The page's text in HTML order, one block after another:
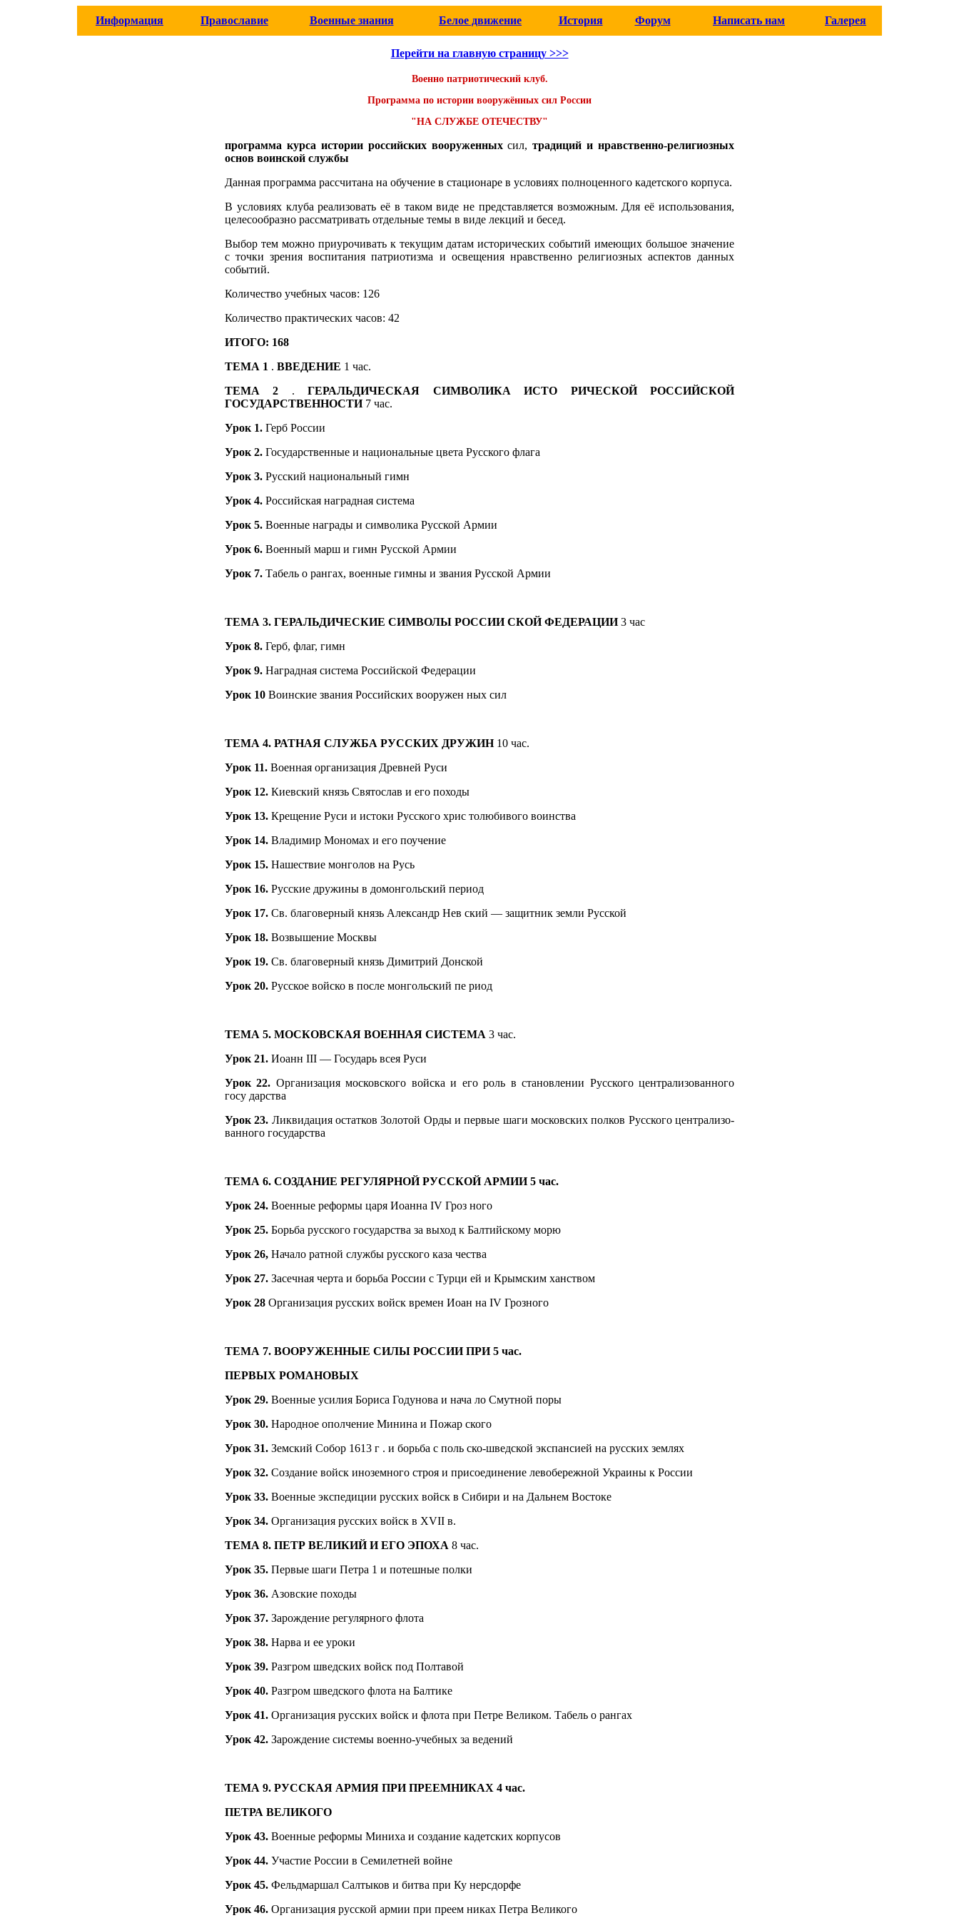
Информация Православие Военные знания Белое движение История Форум Написать нам Галерея
Перейти на главную страницу >>>
Военно патриотический клуб.
Программа по истории вооружённых сил России
"НА СЛУЖБЕ ОТЕЧЕСТВУ"
программа курса истории российских вооруженныхсил,традиций и нравственно-религиозных
основ воинской службы
Данная программа рассчитана на обучение в стационаре в условиях полноценного кадетского корпуса.
В условиях клуба реализовать её в таком виде не представляется возможным. Для её использования,
целесообразно рассматривать отдельные темы в виде лекций и бесед.
Выбор тем можно приурочивать к текущим датам исторических событий имеющих большое значение
с точки зрения воспитания патриотизма и освещения нравственно религиозных аспектов данных
событий.
Количество учебных часов: 126
Количество практических часов: 42
ИТОГО: 168
ТЕМА 1 . ВВЕДЕНИЕ 1 час.
ТЕМА 2 .ГЕРАЛЬДИЧЕСКАЯ СИМВОЛИКА ИСТО РИЧЕСКОЙ РОССИЙСКОЙ
ГОСУДАРСТВЕННОСТИ 7 час.
Урок 1. Герб России
Урок 2. Государственные и национальные цвета Русского флага
Урок 3. Русский национальный гимн
Урок 4. Российская наградная система
Урок 5. Военные награды и символика Русской Армии
Урок 6. Военный марш и гимн Русской Армии
Урок 7. Табель о рангах, военные гимны и звания Русской Армии
ТЕМА 3. ГЕРАЛЬДИЧЕСКИЕ СИМВОЛЫ РОССИИСКОЙ ФЕДЕРАЦИИ3 час
Урок 8. Герб, флаг, гимн
Урок 9. Наградная система Российской Федерации
Урок 10 Воинские звания Российских вооружен­ ных сил
ТЕМА 4. РАТНАЯ СЛУЖБА РУССКИХ ДРУЖИН 10 час.
Урок 11. Военная организация Древней Руси
Урок 12. Киевский князь Святослав и его походы
Урок 13. Крещение Руси и истоки Русского хрис­ толюбивого воинства
Урок 14. Владимир Мономах и его поучение
Урок 15. Нашествие монголов на Русь
Урок 16. Русские дружины в домонгольский период
Урок 17. Св. благоверный князь Александр Нев­ ский — защитник земли Русской
Урок 18. Возвышение Москвы
Урок 19. Св. благоверный князь Димитрий Донской
Урок 20. Русское войско в после монгольский пе­ риод
ТЕМА 5. МОСКОВСКАЯ ВОЕННАЯ СИСТЕМА 3 час.
Урок 21. Иоанн III — Государь всея Руси
Урок 22. Организация московского войска и его роль в становлении Русского централизованного
госу­ дарства
Урок 23. Ликвидация остатков Золотой Орды и первые шаги московских полков Русского централизо­
ванного государства
ТЕМА 6. СОЗДАНИЕ РЕГУЛЯРНОЙ РУССКОЙ АРМИИ5 час.
Урок 24. Военные реформы царя Иоанна IV Гроз­ ного
Урок 25. Борьба русского государства за выход к Балтийскому морю
Урок 26, Начало ратной службы русского каза­ чества
Урок 27. Засечная черта и борьба России с Турци­ ей и Крымским ханством
Урок 28 Организация русских войск времен Иоан­ на IV Грозного
ТЕМА 7. ВООРУЖЕННЫЕ СИЛЫ РОССИИ ПРИ 5 час.
ПЕРВЫХ РОМАНОВЫХ
Урок 29. Военные усилия Бориса Годунова и нача­ ло Смутной поры
Урок 30. Народное ополчение Минина и Пожар­ ского
Урок 31. Земский Собор 1613 г . и борьба с поль­ ско-шведской экспансией на русских землях
Урок 32. Создание войск иноземного строя и при­соединение левобережной Украины к России
Урок 33. Военные экспедиции русских войск в Сибири и на Дальнем Востоке
Урок 34. Организация русских войск в XVII в.
ТЕМА 8. ПЕТР ВЕЛИКИЙ И ЕГО ЭПОХА 8 час.
Урок 35. Первые шаги Петра 1 и потешные полки
Урок 36. Азовские походы
Урок 37. Зарождение регулярного флота
Урок 38. Нарва и ее уроки
Урок 39. Разгром шведских войск под Полтавой
Урок 40. Разгром шведского флота на Балтике
Урок 41. Организация русских войск и флота при Петре Великом. Табель о рангах
Урок 42. Зарождение системы военно-учебных за­ ведений
ТЕМА 9. РУССКАЯ АРМИЯ ПРИ ПРЕЕМНИКАХ 4 час.
ПЕТРА ВЕЛИКОГО
Урок 43. Военные реформы Миниха и создание кадетских корпусов
Урок 44. Участие России в Семилетней войне
Урок 45. Фельдмаршал Салтыков и битва при Ку нерсдорфе
Урок 46. Организация русской армии при преем­ никах Петра Великого